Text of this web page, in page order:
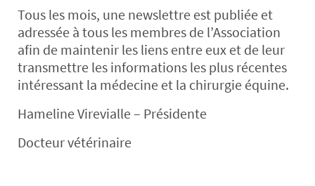
Tous les mois, une newslettre est publiée et
adressée à tous les membres de l’Association
afin de maintenir les liens entre eux et de leur
transmettre les informations les plus récentes
intéressant la médecine et la chirurgie équine.
Hameline Virevialle – Présidente
Docteur vétérinaire